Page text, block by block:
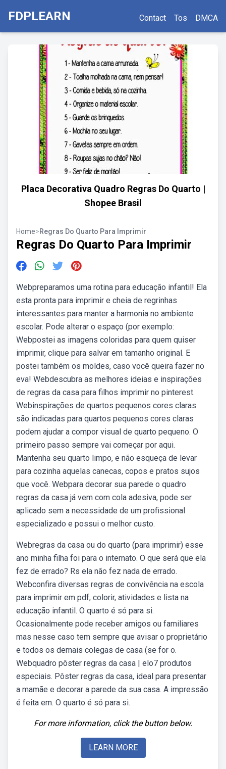
FDPLEARN Contact Tos DMCA
Placa Decorativa Quadro Regras Do Quarto |
Shopee Brasil
Home>Regras Do Quarto Para Imprimir
Regras Do Quarto Para Imprimir
Webpreparamos uma rotina para educação infantil! Ela
esta pronta para imprimir e cheia de regrinhas
interessantes para manter a harmonia no ambiente
escolar. Pode alterar o espaço (por exemplo:
Webpostei as imagens coloridas para quem quiser
imprimir, clique para salvar em tamanho original. E
postei também os moldes, caso você queira fazer no
eva! Webdescubra as melhores ideias e inspirações
de regras da casa para filhos imprimir no pinterest.
Webinspirações de quartos pequenos cores claras
são indicadas para quartos pequenos cores claras
podem ajudar a compor visual de quarto pequeno. O
primeiro passo sempre vai começar por aqui.
Mantenha seu quarto limpo, e não esqueça de levar
para cozinha aquelas canecas, copos e pratos sujos
que você. Webpara decorar sua parede o quadro
regras da casa já vem com cola adesiva, pode ser
aplicado sem a necessidade de um profissional
especializado e possui o melhor custo.
Webregras da casa ou do quarto (para imprimir) esse
ano minha filha foi para o internato. O que será que ela
fez de errado? Rs ela não fez nada de errado.
Webconfira diversas regras de convivência na escola
para imprimir em pdf, colorir, atividades e lista na
educação infantil. O quarto é só para si.
Ocasionalmente pode receber amigos ou familiares
mas nesse caso tem sempre que avisar o proprietário
e todos os demais colegas de casa (se for o.
Webquadro pôster regras da casa | elo7 produtos
especiais. Pôster regras da casa, ideal para presentar
a mamãe e decorar a parede da sua casa. A impressão
é feita em. O quarto é só para si.
For more information, click the button below.
LEARN MORE